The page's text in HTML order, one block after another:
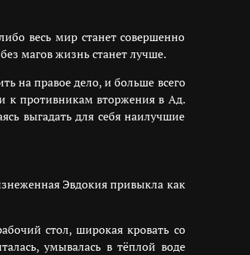
весь мир станет совершенно
магов жизнь станет лучше.
на правое дело, и больше всего
к противникам вторжения в Ад.
выгадать для себя наилучшие
Эвдокия привыкла как
стол, широкая кровать со
умывалась в тёплой воде